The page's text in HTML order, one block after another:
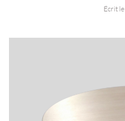
Écrit le